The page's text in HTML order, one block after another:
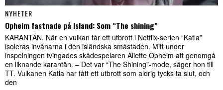
NYHETER
Opheim fastnade på Island: Som “The shining”
KARANTÄN. När en vulkan får ett utbrott i Netflix-serien “Katla”
isoleras invånarna i den isländska småstaden. Mitt under
inspelningen tvingades skådespelaren Aliette Opheim att genomgå
en liknande karantän. – Det var “The Shining”-mode, säger hon till
TT. Vulkanen Katla har fått ett utbrott som aldrig tycks ta slut, och
den